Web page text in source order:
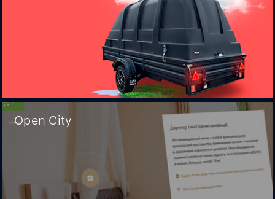
Open City